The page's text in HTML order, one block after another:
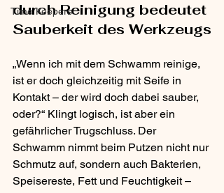
Time Keepers
durch Reinigung bedeutet
Sauberkeit des Werkzeugs
„Wenn ich mit dem Schwamm reinige,
ist er doch gleichzeitig mit Seife in
Kontakt – der wird doch dabei sauber,
oder?“ Klingt logisch, ist aber ein
gefährlicher Trugschluss. Der
Schwamm nimmt beim Putzen nicht nur
Schmutz auf, sondern auch Bakterien,
Speisereste, Fett und Feuchtigkeit –